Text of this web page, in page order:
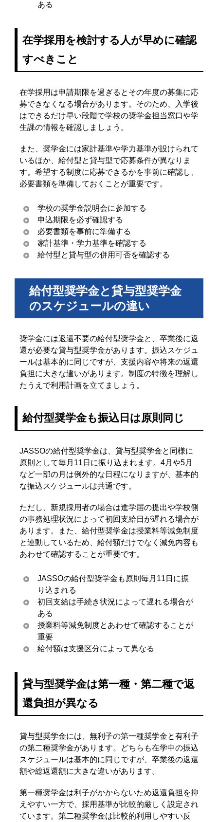
ある
在学採用を検討する人が早めに確認
すべきこと
在学採用は申請期限を過ぎるとその年度の募集に応
募できなくなる場合があります。そのため、入学後
はできるだけ早い段階で学校の奨学金担当窓口や学
生課の情報を確認しましょう。
また、奨学金には家計基準や学力基準が設けられて
いるほか、給付型と貸与型で応募条件が異なりま
す。希望する制度に応募できるかを事前に確認し、
必要書類を準備しておくことが重要です。
学校の奨学金説明会に参加する
申込期限を必ず確認する
必要書類を事前に準備する
家計基準・学力基準を確認する
給付型と貸与型の併用可否を確認する
給付型奨学金と貸与型奨学金
のスケジュールの違い
奨学金には返還不要の給付型奨学金と、卒業後に返
還が必要な貸与型奨学金があります。振込スケジュ
ールは基本的に同じですが、支援内容や将来の返還
負担に大きな違いがあります。制度の特徴を理解し
たうえで利用計画を立てましょう。
給付型奨学金も振込日は原則同じ
JASSOの給付型奨学金は、貸与型奨学金と同様に
原則として毎月11日に振り込まれます。4月や5月
など一部の月は例外的な日程になりますが、基本的
な振込スケジュールは共通です。
ただし、新規採用者の場合は進学届の提出や学校側
の事務処理状況によって初回支給日が遅れる場合が
あります。また、給付型奨学金は授業料等減免制度
と連動しているため、給付額だけでなく減免内容も
あわせて確認することが重要です。
JASSOの給付型奨学金も原則毎月11日に振
り込まれる
初回支給は手続き状況によって遅れる場合が
ある
授業料等減免制度とあわせて確認することが
重要
給付額は支援区分によって異なる
貸与型奨学金は第一種・第二種で返
還負担が異なる
貸与型奨学金には、無利子の第一種奨学金と有利子
の第二種奨学金があります。どちらも在学中の振込
スケジュールは基本的に同じですが、卒業後の返還
額や総返還額に大きな違いがあります。
第一種奨学金は利子がかからないため返還負担を抑
えやすい一方で、採用基準が比較的厳しく設定され
ています。第二種奨学金は比較的利用しやすい反